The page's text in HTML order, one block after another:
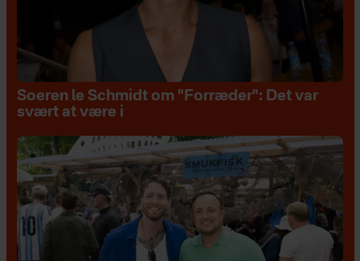
Soeren le Schmidt om "Forræder": Det var
svært at være i